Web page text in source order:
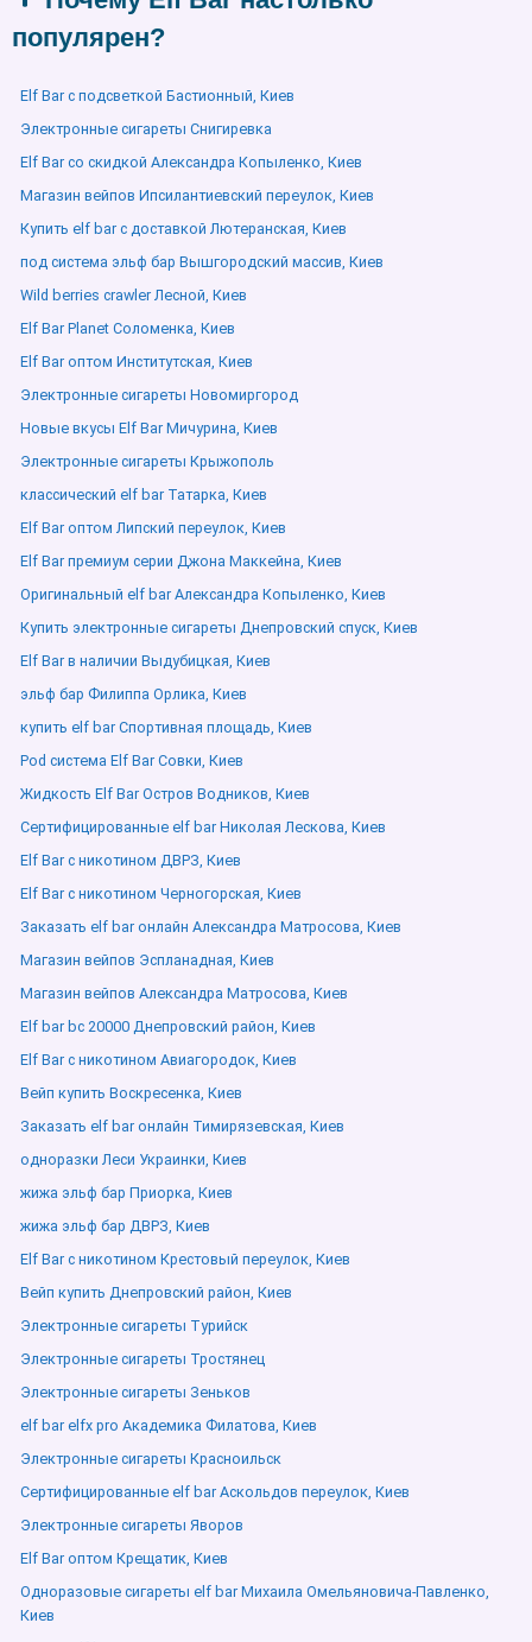
популярен?
Elf Bar с подсветкой Бастионный, Киев
Электронные сигареты Снигиревка
Elf Bar со скидкой Александра Копыленко, Киев
Магазин вейпов Ипсилантиевский переулок, Киев
Купить elf bar с доставкой Лютеранская, Киев
под система эльф бар Вышгородский массив, Киев
Wild berries crawler Лесной, Киев
Elf Bar Planet Соломенка, Киев
Elf Bar оптом Институтская, Киев
Электронные сигареты Новомиргород
Новые вкусы Elf Bar Мичурина, Киев
Электронные сигареты Крыжополь
классический elf bar Татарка, Киев
Elf Bar оптом Липский переулок, Киев
Elf Bar премиум серии Джона Маккейна, Киев
Оригинальный elf bar Александра Копыленко, Киев
Купить электронные сигареты Днепровский спуск, Киев
Elf Bar в наличии Выдубицкая, Киев
эльф бар Филиппа Орлика, Киев
купить elf bar Спортивная площадь, Киев
Pod система Elf Bar Совки, Киев
Жидкость Elf Bar Остров Водников, Киев
Сертифицированные elf bar Николая Лескова, Киев
Elf Bar с никотином ДВРЗ, Киев
Elf Bar с никотином Черногорская, Киев
Заказать elf bar онлайн Александра Матросова, Киев
Магазин вейпов Эспланадная, Киев
Магазин вейпов Александра Матросова, Киев
Elf bar bc 20000 Днепровский район, Киев
Elf Bar с никотином Авиагородок, Киев
Вейп купить Воскресенка, Киев
Заказать elf bar онлайн Тимирязевская, Киев
одноразки Леси Украинки, Киев
жижа эльф бар Приорка, Киев
жижа эльф бар ДВРЗ, Киев
Elf Bar с никотином Крестовый переулок, Киев
Вейп купить Днепровский район, Киев
Электронные сигареты Турийск
Электронные сигареты Тростянец
Электронные сигареты Зеньков
elf bar elfx pro Академика Филатова, Киев
Электронные сигареты Красноильск
Сертифицированные elf bar Аскольдов переулок, Киев
Электронные сигареты Яворов
Elf Bar оптом Крещатик, Киев
Одноразовые сигареты elf bar Михаила Омельяновича-Павленко,
Киев